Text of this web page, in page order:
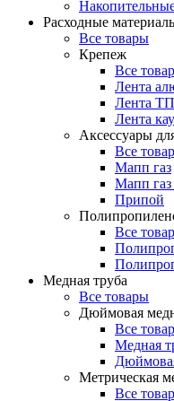
Расходные
Все товары
Крепеж
Все
Лента
Лента
Лента
Аксессуары
Все
Мапп газ
Мапп
Припой
Все
Медная труба
Все товары
Дюймовая
Все
Медная
Метрическая
Все